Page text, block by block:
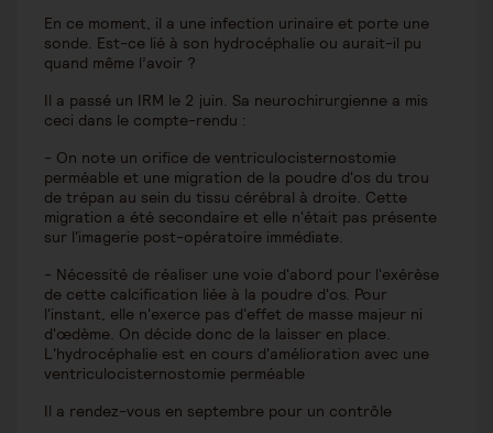
En ce moment, il a une infection urinaire et porte une
sonde. Est-ce lié à son hydrocéphalie ou aurait-il pu
quand même l’avoir ?
Il a passé un IRM le 2 juin. Sa neurochirurgienne a mis
ceci dans le compte-rendu :
- On note un orifice de ventriculocisternostomie
perméable et une migration de la poudre d'os du trou
de trépan au sein du tissu cérébral à droite. Cette
migration a été secondaire et elle n'était pas présente
sur l'imagerie post-opératoire immédiate.
- Nécessité de réaliser une voie d'abord pour l'exérèse
de cette calcification liée à la poudre d'os. Pour
l'instant, elle n'exerce pas d'effet de masse majeur ni
d'œdème. On décide donc de la laisser en place.
L'hydrocéphalie est en cours d'amélioration avec une
ventriculocisternostomie perméable
Il a rendez-vous en septembre pour un contrôle